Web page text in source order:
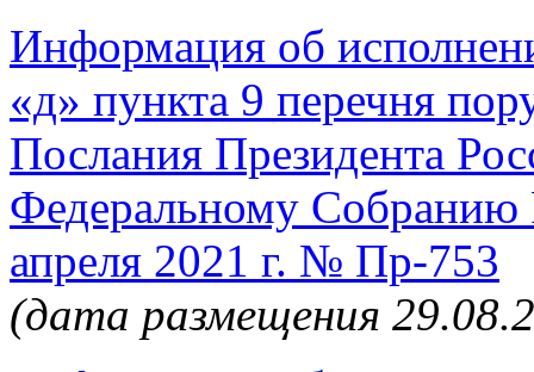
Информация об
«д» пункта 9 перечня
Послания Президента
Федеральному Собранию
апреля 2021 г. № Пр-753
(дата размещения